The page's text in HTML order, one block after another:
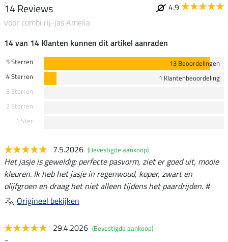
14 Reviews
4.9
voor combi rij-jas Amelia
14 van 14 Klanten kunnen dit artikel aanraden
5 Sterren
13 Beoordelingen
4 Sterren
1 Klantenbeoordeling
3 Sterren
2 Sterren
1 Ster
7.5.2026 (Bevestigde aankoop)
Het jasje is geweldig: perfecte pasvorm, ziet er goed uit, mooie
kleuren. Ik heb het jasje in regenwoud, koper, zwart en
olijfgroen en draag het niet alleen tijdens het paardrijden. #
Origineel bekijken
29.4.2026 (Bevestigde aankoop)